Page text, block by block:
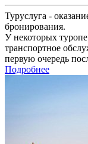
Туруслуга -
бронирования.
У некоторых
транспортное
первую очередь
Подробнее